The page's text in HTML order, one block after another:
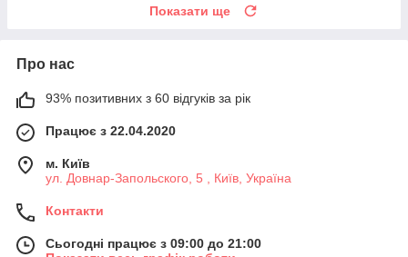
Показати ще
Про нас
93% позитивних з 60 відгуків за рік
Працює з 22.04.2020
м. Київ
ул. Довнар-Запольского, 5 , Київ, Україна
Контакти
Сьогодні працює з 09:00 до 21:00